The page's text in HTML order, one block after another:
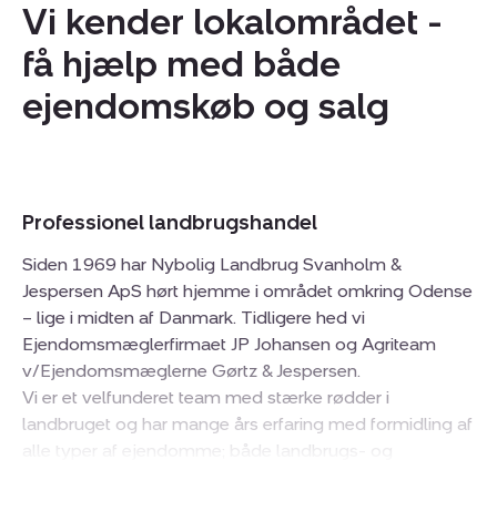
Vi kender lokalområdet -
få hjælp med både
ejendomskøb og salg
Professionel landbrugshandel
Siden 1969 har Nybolig Landbrug Svanholm &
Jespersen ApS hørt hjemme i området omkring Odense
– lige i midten af Danmark. Tidligere hed vi
Ejendomsmæglerfirmaet JP Johansen og Agriteam
v/Ejendomsmæglerne Gørtz & Jespersen.
Vi er et velfunderet team med stærke rødder i
landbruget og har mange års erfaring med formidling af
alle typer af ejendomme; både landbrugs- og